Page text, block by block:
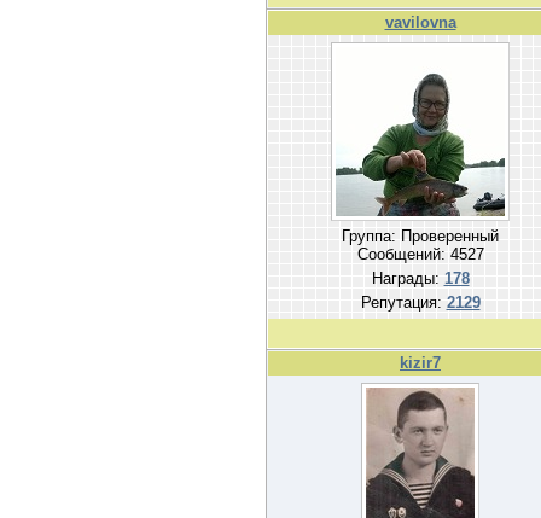
vavilovna
Группа: Проверенный
Сообщений: 4527
Награды: 178
Репутация: 2129
kizir7